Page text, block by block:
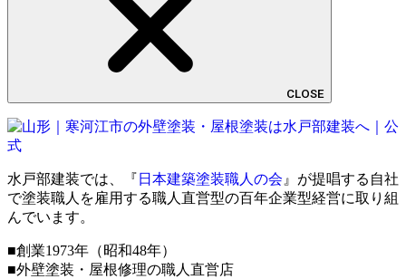
CLOSE
水戸部建装では、『 日本建築塗装職人の会 』が提唱する自社
で塗装職人を雇用する職人直営型の百年企業型経営に取り組
んでいます。
■創業1973年（昭和48年）
■外壁塗装・屋根修理の職人直営店